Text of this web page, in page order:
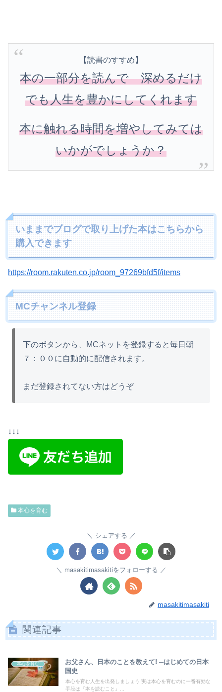
【読書のすすめ】
本の一部分を読んで 深めるだけ
でも人生を豊かにしてくれます
本に触れる時間を増やしてみては
いかがでしょうか？
いままでブログで取り上げた本はこちらから
購入できます
https://room.rakuten.co.jp/room_97269bfd5f/items
MCチャンネル登録
下のボタンから、MCネットを登録すると毎日朝
７：００に自動的に配信されます。
まだ登録されてない方はどうぞ
↓↓↓
本心を育む
シェアする
masakitimasakitiをフォローする
masakitimasakiti
関連記事
本心を育む
お父さん、日本のことを教えて! ─はじめての日本
国史
本心を育む人生を出発しましょう 実は本心を育むのに一番有効な
手段は『本を読むこと』...